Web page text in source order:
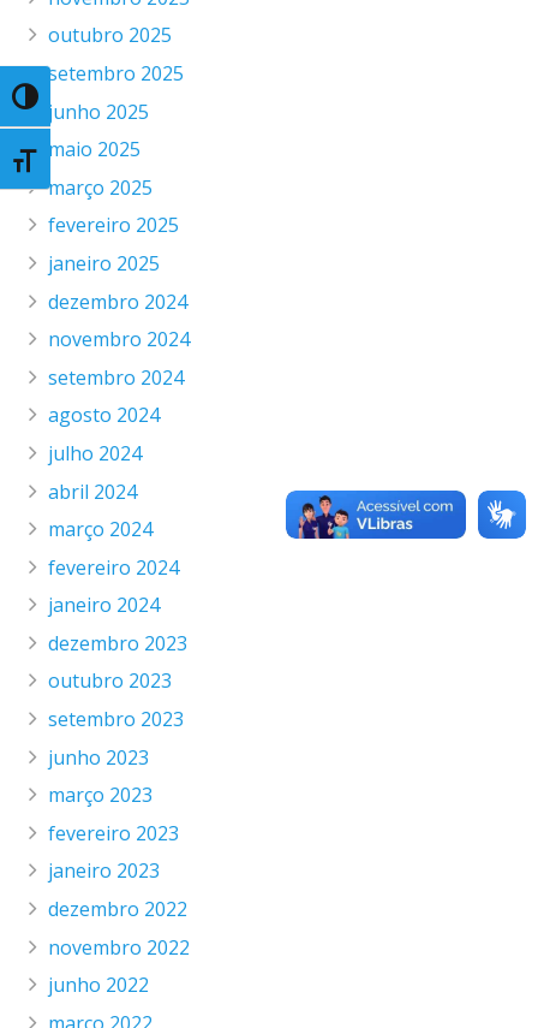
Toggle High Contrast
Toggle Font size
outubro 2025
setembro 2025
junho 2025
maio 2025
março 2025
fevereiro 2025
janeiro 2025
dezembro 2024
novembro 2024
setembro 2024
agosto 2024
julho 2024
abril 2024
março 2024
fevereiro 2024
janeiro 2024
dezembro 2023
outubro 2023
setembro 2023
junho 2023
março 2023
fevereiro 2023
janeiro 2023
dezembro 2022
novembro 2022
junho 2022